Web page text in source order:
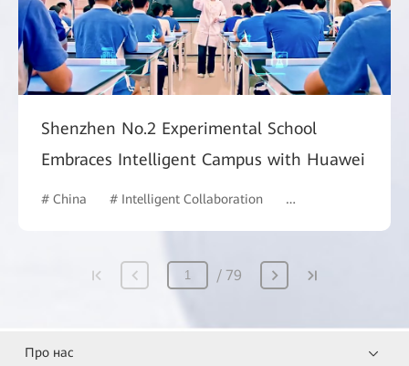
Shenzhen No.2 Experimental School
Embraces Intelligent Campus with Huawei
# China # Intelligent Collaboration # Education
79
Про нас